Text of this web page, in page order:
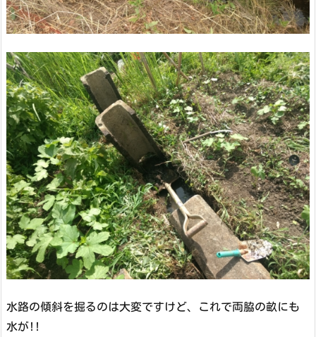
水路の傾斜を掘るのは大変ですけど、これで両脇の畝にも
水が!!